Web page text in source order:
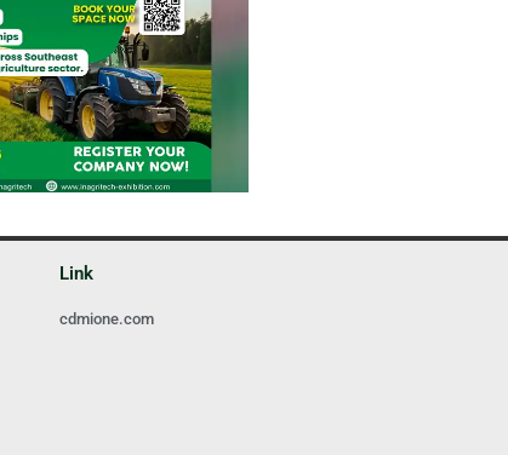
Link
cdmione.com